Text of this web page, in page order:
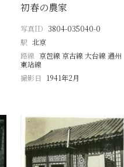
初春の農家
写真ID 3804-035040-0
駅 北京
路線 京包線 京古線 大台線 通州
東站線
撮影日
1941年2月